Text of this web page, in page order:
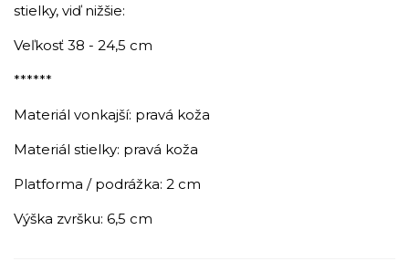
stielky, viď nižšie:
Veľkosť 38 - 24,5 cm
******
Materiál vonkajší: pravá koža
Materiál stielky: pravá koža
Platforma / podrážka: 2 cm
Výška zvršku: 6,5 cm